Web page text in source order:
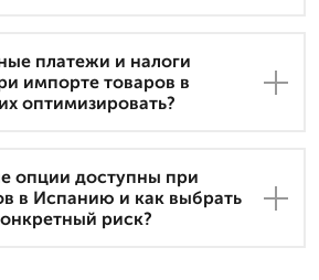
платежи и налоги
импорте товаров в
оптимизировать?
опции доступны при
в Испанию и как выбрать
риск?